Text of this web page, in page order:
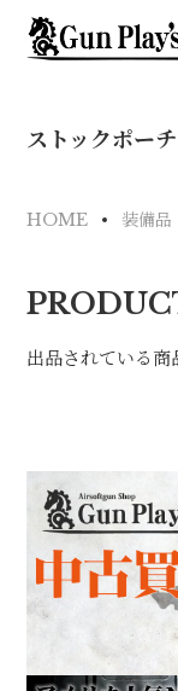
ストックポーチ
HOME 装備品
出品されている商